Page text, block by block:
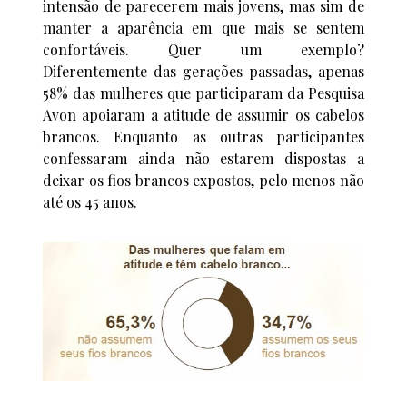
intensão de parecerem mais jovens, mas sim de
manter a aparência em que mais se sentem
confortáveis. Quer um exemplo?
Diferentemente das gerações passadas, apenas
58% das mulheres que participaram da Pesquisa
Avon apoiaram a atitude de assumir os cabelos
brancos. Enquanto as outras participantes
confessaram ainda não estarem dispostas a
deixar os fios brancos expostos, pelo menos não
até os 45 anos.